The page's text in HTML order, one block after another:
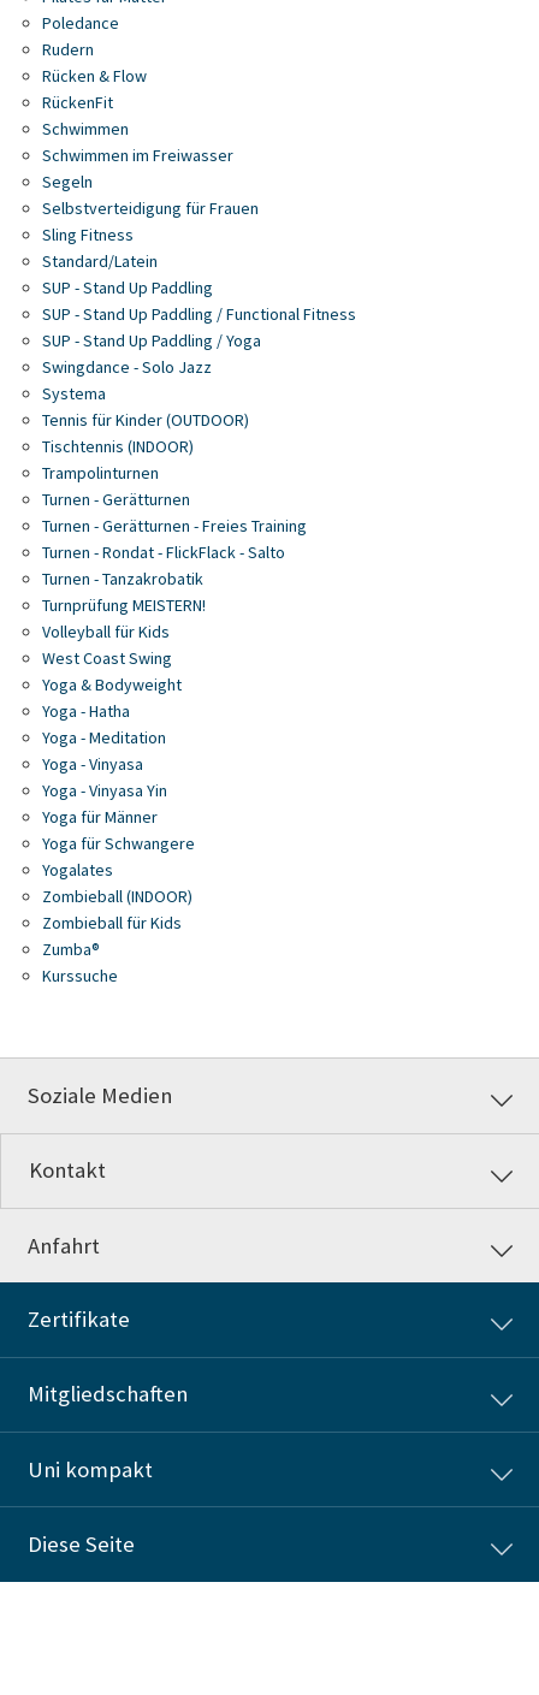
Poledance
Rudern
Rücken & Flow
RückenFit
Schwimmen
Schwimmen im Freiwasser
Segeln
Selbstverteidigung für Frauen
Sling Fitness
Standard/Latein
SUP - Stand Up Paddling
SUP - Stand Up Paddling / Functional Fitness
SUP - Stand Up Paddling / Yoga
Swingdance - Solo Jazz
Systema
Tennis für Kinder (OUTDOOR)
Tischtennis (INDOOR)
Trampolinturnen
Turnen - Gerätturnen
Turnen - Gerätturnen - Freies Training
Turnen - Rondat - FlickFlack - Salto
Turnen - Tanzakrobatik
Turnprüfung MEISTERN!
Volleyball für Kids
West Coast Swing
Yoga & Bodyweight
Yoga - Hatha
Yoga - Meditation
Yoga - Vinyasa
Yoga - Vinyasa Yin
Yoga für Männer
Yoga für Schwangere
Yogalates
Zombieball (INDOOR)
Zombieball für Kids
Zumba®
Kurssuche
Soziale Medien
Kontakt
Anfahrt
Zertifikate
Mitgliedschaften
Uni kompakt
Diese Seite